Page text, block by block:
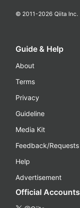
© 2011-2026 Qiita Inc.
Guide & Help
About
Terms
Privacy
Guideline
Media Kit
Feedback/Requests
Help
Advertisement
Official Accounts